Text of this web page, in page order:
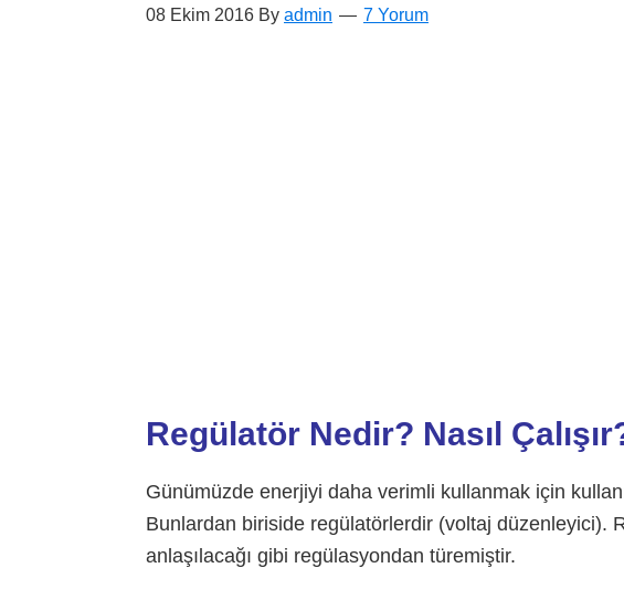
08 Ekim 2016 By admin 7 Yorum
Regülatör Nedir? Nasıl
Günümüzde enerjiyi daha verimli kullanmak için
Bunlardan biriside regülatörlerdir (voltaj düzenleyici).
anlaşılacağı gibi regülasyondan türemiştir.